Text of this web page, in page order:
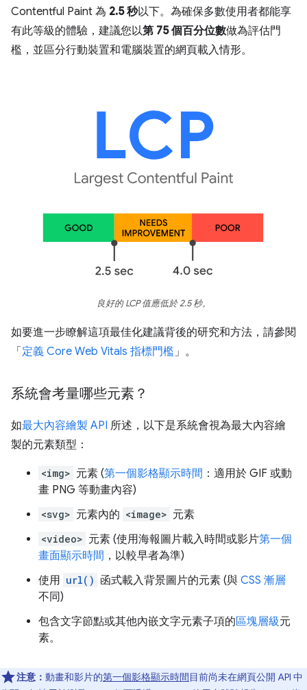
Contentful Paint 為 2.5 秒以下。為確保多數使用者都能享
有此等級的體驗，建議您以第 75 個百分位數做為評估門
檻，並區分行動裝置和電腦裝置的網頁載入情形。
良好的 LCP 值應低於 2.5 秒。
如要進一步瞭解這項最佳化建議背後的研究和方法，請參閱
「 定義 Core Web Vitals 指標門檻」。
系統會考量哪些元素？
如最大內容繪製 API 所述，以下是系統會視為最大內容繪
製的元素類型：
<img> 元素 (第一個影格顯示時間 ：適用於 GIF 或動
畫 PNG 等動畫內容)
<svg> 元素內的 <image> 元素
<video> 元素 (使用海報圖片載入時間或影片第一個
畫面顯示時間 ，以較早者為準)
使用 url() 函式載入背景圖片的元素 (與 CSS 漸層
不同)
包含文字節點或其他內嵌文字元素子項的區塊層級元
素。
注意： 動畫和影片的第一個影格顯示時間目前尚未在網頁公開 API 中